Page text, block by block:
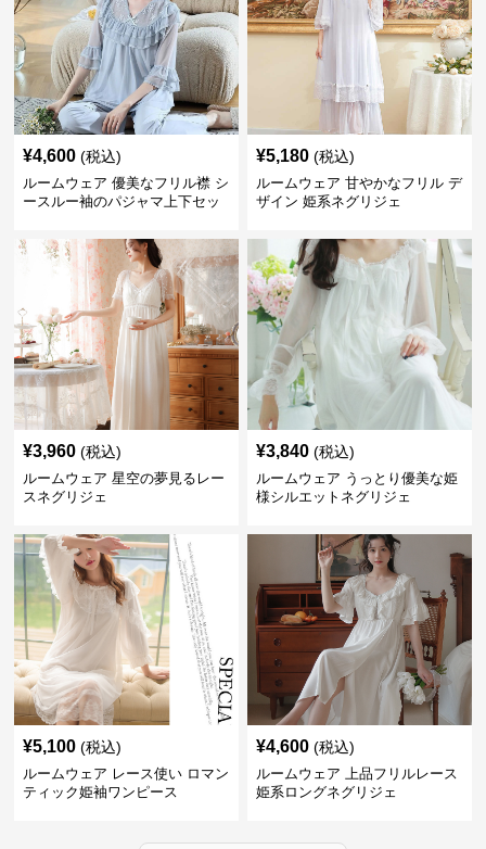
¥4,600 (税込)
ルームウェア 優美なフリル襟 シ
ースルー袖のパジャマ上下セッ
¥5,180 (税込)
ルームウェア 甘やかなフリル デ
ザイン 姫系ネグリジェ
¥3,960 (税込)
ルームウェア 星空の夢見るレー
スネグリジェ
¥3,840 (税込)
ルームウェア うっとり優美な姫
様シルエットネグリジェ
¥5,100 (税込)
ルームウェア レース使い ロマン
ティック姫袖ワンピース
¥4,600 (税込)
ルームウェア 上品フリルレース
姫系ロングネグリジェ